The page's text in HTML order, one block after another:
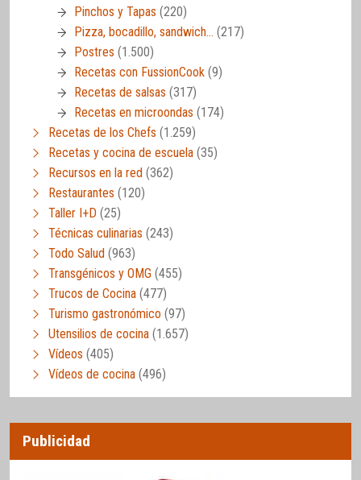
Pinchos y Tapas (220)
Pizza, bocadillo, sandwich… (217)
Postres (1.500)
Recetas con FussionCook (9)
Recetas de salsas (317)
Recetas en microondas (174)
Recetas de los Chefs (1.259)
Recetas y cocina de escuela (35)
Recursos en la red (362)
Restaurantes (120)
Taller I+D (25)
Técnicas culinarias (243)
Todo Salud (963)
Transgénicos y OMG (455)
Trucos de Cocina (477)
Turismo gastronómico (97)
Utensilios de cocina (1.657)
Vídeos (405)
Vídeos de cocina (496)
Publicidad